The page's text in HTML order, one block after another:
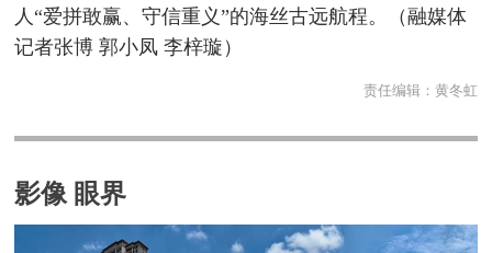
人“爱拼敢赢、守信重义”的海丝古远航程。（融媒体
记者张博 郭小凤 李梓璇）
责任编辑： 黄冬虹
影像 眼界